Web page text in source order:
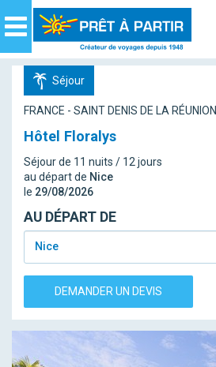
Navigation
Séjour
FRANCE - SAINT DENIS DE LA RÉUNION
Hôtel Floralys
Séjour de 11 nuits / 12 jours
au départ de Nice
le 29/08/2026
AU DÉPART DE
Nice
DEMANDER UN DEVIS
Panneau de gestion des cookies